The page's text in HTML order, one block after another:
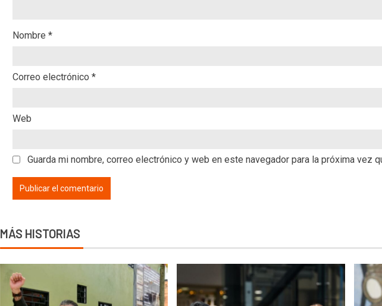
Nombre *
Correo electrónico *
Web
Guarda mi nombre, correo electrónico y web en este navegador para la próxima vez
MÁS HISTORIAS